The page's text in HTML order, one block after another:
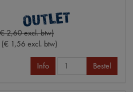
2,60 excl. btw)
(€ 1,56 excl. btw)
Info Bestel